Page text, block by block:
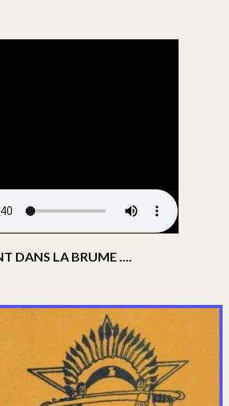
Camp du Hameau
Agrès et tour d'Idron
La piste et le camp
Camp de Ger
DANS LA BRUME ....